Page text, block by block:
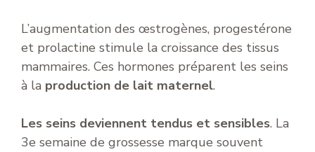
L’augmentation des œstrogènes, progestérone
et prolactine stimule la croissance des tissus
mammaires. Ces hormones préparent les seins
à la production de lait maternel.
Les seins deviennent tendus et sensibles. La
3e semaine de grossesse marque souvent